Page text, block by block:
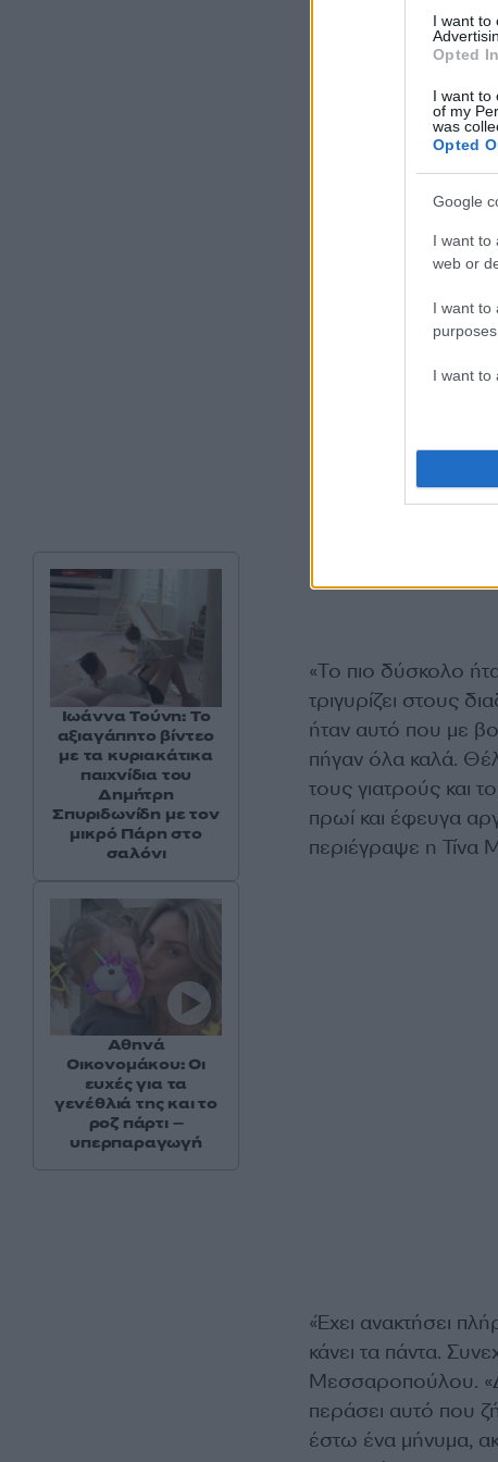
I want to
Opted In
I want to
of my
was
Opted
Google
I want to
web or
I want to
purposes.
I want to
«Το πιο δύσκολο
τριγυρίζει στους
ήταν αυτό που με
πήγαν όλα καλά.
τους γιατρούς και
πρωί και έφευγα
περιέγραψε η
«Έχει ανακτήσει
κάνει τα πάντα.
Μεσσαροπούλου.
περάσει αυτό που
έστω ένα μήνυμα,
Ιωάννα Τούνη: Το
αξιαγάπητο βίντεο
με τα κυριακάτικα
παιχνίδια του
Δημήτρη
Σπυριδωνίδη με τον
μικρό Πάρη στο
σαλόνι
Αθηνά
Οικονομάκου: Οι
ευχές για τα
γενέθλιά της και το
ροζ πάρτι –
υπερπαραγωγή